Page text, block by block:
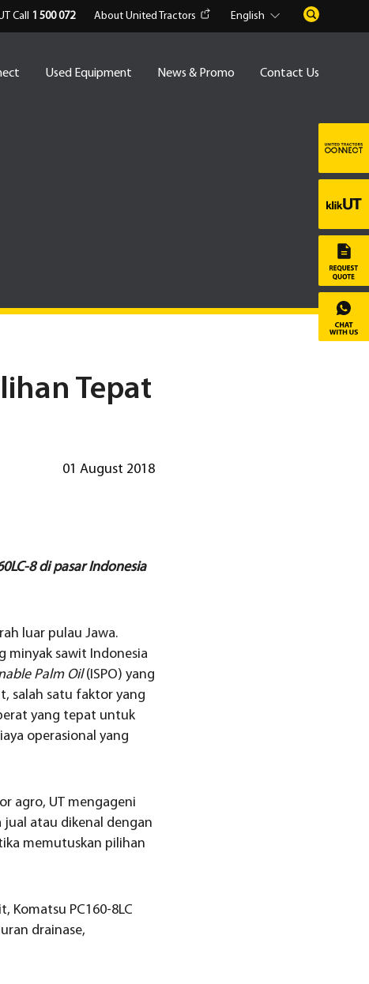
Call 1 500 072 About United Tractors English
Used Equipment News & Promo Contact Us
Tepat
01 August 2018
8 di pasar Indonesia
luar pulau Jawa.
minyak sawit Indonesia
Palm Oil(ISPO) yang
salah satu faktor yang
yang tepat untuk
operasional yang
agro, UT mengageni
jual atau dikenal dengan
memutuskan pilihan
Komatsu PC160-8LC
drainase,